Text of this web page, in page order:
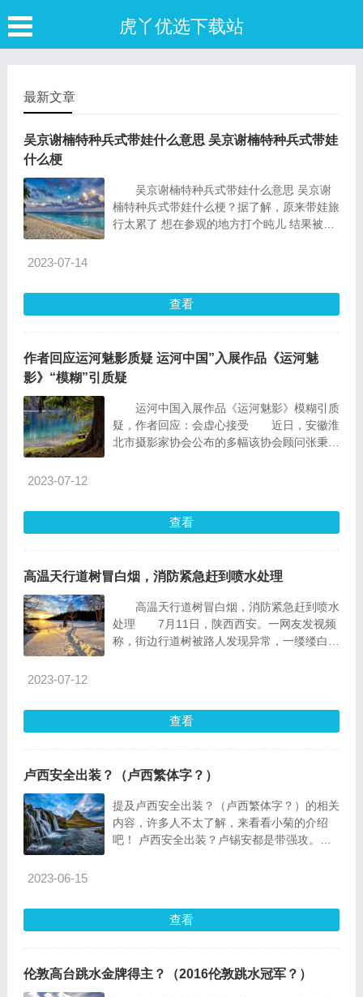
虎丫优选下载站
最新文章
吴京谢楠特种兵式带娃什么意思 吴京谢楠特种兵式带娃
什么梗
吴京谢楠特种兵式带娃什么意思 吴京谢
楠特种兵式带娃什么梗？据了解，原来带娃旅
行太累了 想在参观的地方打个盹儿 结果被吴
2023-07-14
查看
作者回应运河魅影质疑 运河中国”入展作品《运河魅
影》“模糊”引质疑
运河中国入展作品《运河魅影》模糊引质
疑，作者回应：会虚心接受 近日，安徽淮
北市摄影家协会公布的多幅该协会顾问张秉政
2023-07-12
查看
高温天行道树冒白烟，消防紧急赶到喷水处理
高温天行道树冒白烟，消防紧急赶到喷水
处理 7月11日，陕西西安。一网友发视频
称，街边行道树被路人发现异常，一缕缕白烟
2023-07-12
查看
卢西安全出装？（卢西繁体字？）
提及卢西安全出装？（卢西繁体字？）的相关
内容，许多人不太了解，来看看小菊的介绍
吧！ 卢西安全出装？卢锡安都是带强攻。出
2023-06-15
查看
伦敦高台跳水金牌得主？（2016伦敦跳水冠军？）